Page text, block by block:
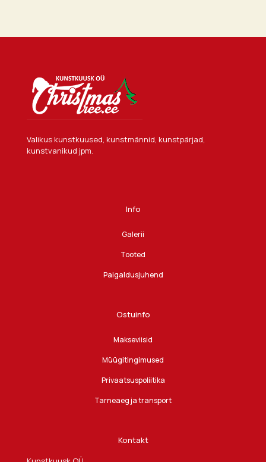
Valikus kunstkuused, kunstmännid, kunstpärjad,
kunstvanikud jpm.
Info
Galerii
Tooted
Paigaldusjuhend
Ostuinfo
Makseviisid
Müügitingimused
Privaatsuspoliitika
Tarneaeg ja transport
Kontakt